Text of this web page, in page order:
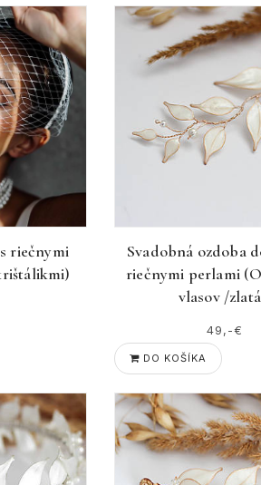
riečnymi
Svadobná ozdoba
riečnymi perlami
vlasov /
49,-€
DO KOŠÍKA